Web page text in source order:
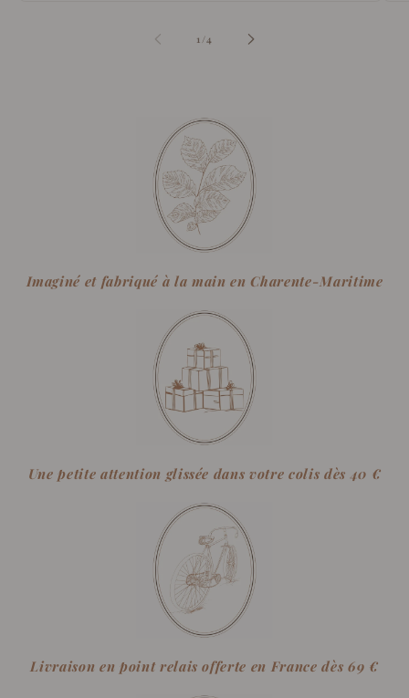
1/de4
Imaginé et fabriqué à la main en Charente-Maritime
Une petite attention glissée dans votre colis dès 40 €
Livraison en point relais offerte en France dès 69 €